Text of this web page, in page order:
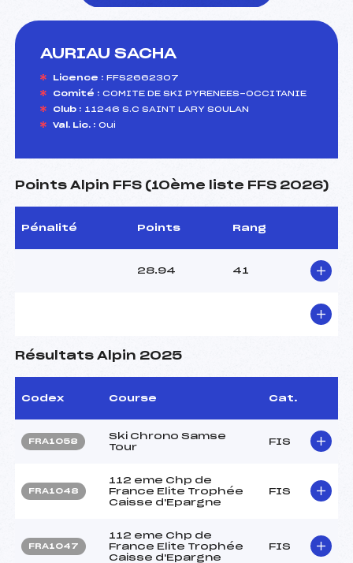
AURIAU SACHA
Licence : FFS2662307
Comité : COMITE DE SKI PYRENEES-OCCITANIE
Club : 11246 S.C SAINT LARY SOULAN
Val. Lic. : Oui
Points Alpin FFS (10ème liste FFS 2026)
Pénalité Points Rang
28.94 41
Résultats Alpin 2025
Codex Course Cat.
FRA1058
Ski Chrono Samse
Tour
FIS
FRA1048
112 eme Chp de
France Elite Trophée
Caisse d'Epargne
FIS
FRA1047
112 eme Chp de
France Elite Trophée
Caisse d'Epargne
FIS